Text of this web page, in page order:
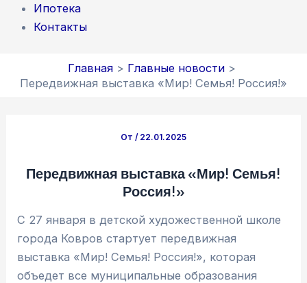
Ипотека
Контакты
Главная
Главные новости
Передвижная выставка «Мир! Семья! Россия!»
От / 22.01.2025
Передвижная выставка «Мир! Семья!
Россия!»
С 27 января в детской художественной школе
города Ковров стартует передвижная
выставка «Мир! Семья! Россия!», которая
объедет все муниципальные образования